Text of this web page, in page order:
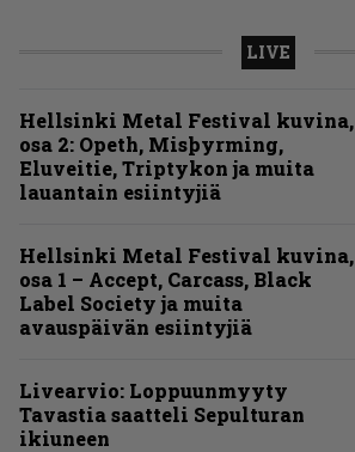
LIVE
Hellsinki Metal Festival kuvina,
osa 2: Opeth, Misþyrming,
Eluveitie, Triptykon ja muita
lauantain esiintyjiä
Hellsinki Metal Festival kuvina,
osa 1 – Accept, Carcass, Black
Label Society ja muita
avauspäivän esiintyjiä
Livearvio: Loppuunmyyty
Tavastia saatteli Sepulturan
ikiuneen